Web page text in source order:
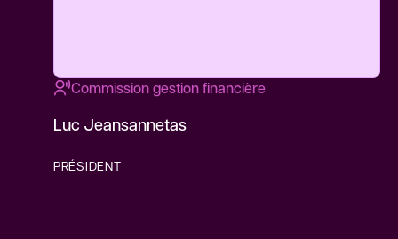
Commission gestion financière
Luc Jeansannetas
PRÉSIDENT